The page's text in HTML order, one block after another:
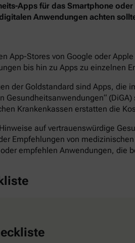
Apps für das Smartphone
Anwendungen achten
App-Stores von Google oder
bis hin zu Apps zu einzelnen
der Goldstandard sind Apps, die
Gesundheitsanwendungen“
Krankenkassen erstatten die
auf vertrauenswürdige
Empfehlungen von
empfehlen Anwendungen, die